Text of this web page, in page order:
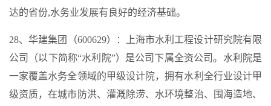
达的省份,水务业发展有良好的经济基础。
28、华建集团（600629）：上海市水利工程设计研究院有限
公司（以下简称“水利院”）是公司下属全资公司。水利院是
一家覆盖水务全领域的甲级设计院，拥有水利全行业设计甲
级资质，在城市防洪、灌溉除涝、水环境整治、围海造地、